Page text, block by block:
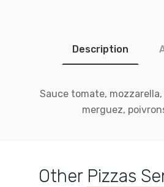
Description
Sauce tomate,
merguez,
Other Pizzas